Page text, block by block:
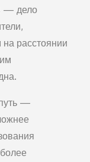
— дело
расстоянии
—